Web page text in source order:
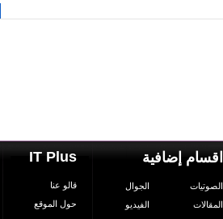
اقسام إضافية
الصوتيات
المقالات
الجوال
الفيديو
IT Plus
قالو عنا
حول الموقع